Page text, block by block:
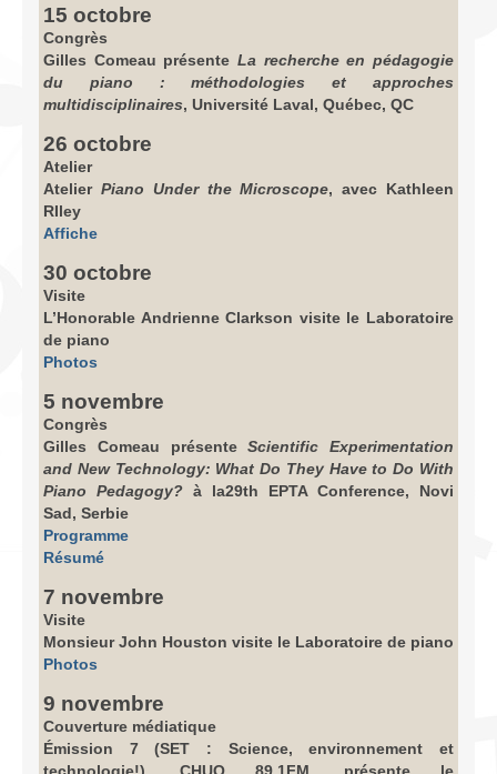
15 octobre
Congrès
Gilles Comeau présente La recherche en pédagogie
du piano : méthodologies et approches
multidisciplinaires, Université Laval, Québec, QC
26 octobre
Atelier
Atelier Piano Under the Microscope, avec Kathleen
RIley
Affiche
30 octobre
Visite
L’Honorable Andrienne Clarkson visite le Laboratoire
de piano
Photos
5 novembre
Congrès
Gilles Comeau présenteScientific Experimentation
and New Technology: What Do They Have to Do With
Piano Pedagogy? à la29th EPTA Conference, Novi
Sad, Serbie
Programme
Résumé
7 novembre
Visite
Monsieur John Houston visite le Laboratoire de piano
Photos
9 novembre
Couverture médiatique
Émission 7 (SET : Science, environnement et